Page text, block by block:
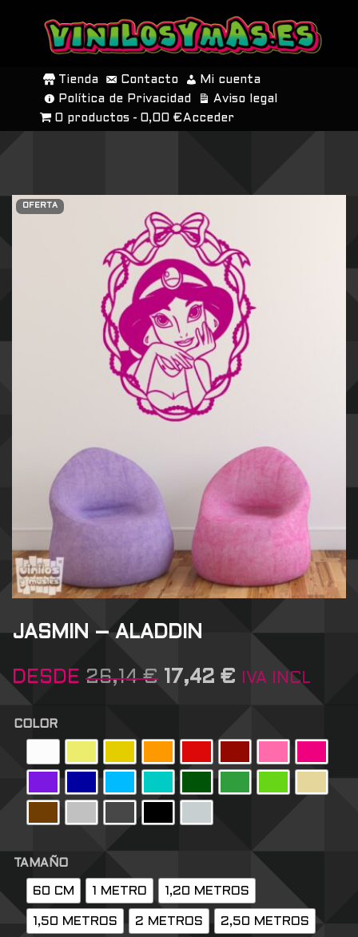
SALTAR
CONTENIDO
Tienda Contacto
Mi cuenta
Política de Privacidad
Aviso legal
0 productos
0,00 € Acceder
OFERTA
JASMIN – ALADDIN
DESDE 26,14€ 17,42 € IVA INCL
COLOR
TAMAÑO
60 CM 1 METRO 1,20 METROS
1,50 METROS 2 METROS 2,50 METROS